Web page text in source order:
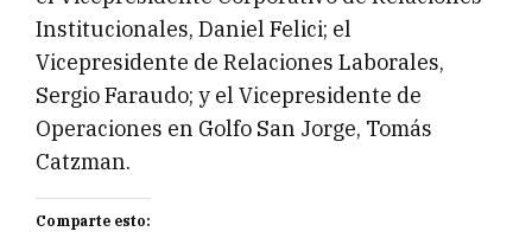
Institucionales, Daniel Felici; el
Vicepresidente de Relaciones Laborales,
Sergio Faraudo; y el Vicepresidente de
Operaciones en Golfo San Jorge, Tomás
Catzman.
Comparte esto: